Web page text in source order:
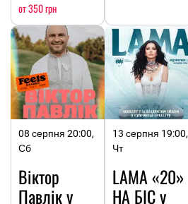
от 350 грн
08 серпня 20:00,
Сб
Віктор
Павлік у
13 серпня 19:00,
Чт
LAMA «20»
НА БІС у